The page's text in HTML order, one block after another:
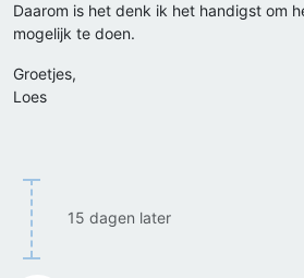
Daarom is het denk ik het handigst om
mogelijk te doen.
Groetjes,
Loes
15 dagen later